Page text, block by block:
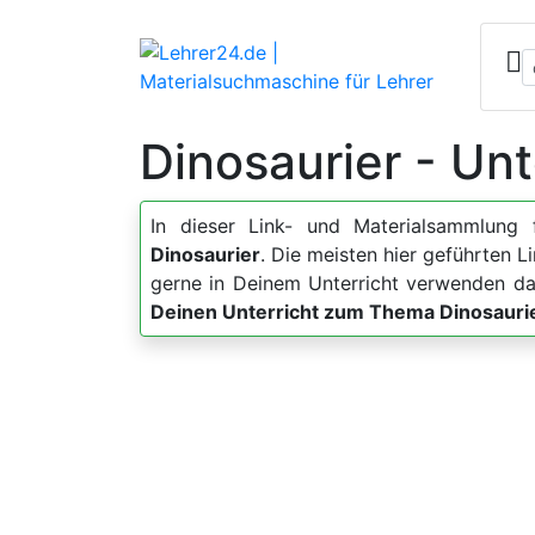
Dinosaurier -
In dieser Link- und Materialsammlung
Dinosaurier. Die meisten hier geführten
gerne in Deinem Unterricht verwenden
Deinen Unterricht zum Thema